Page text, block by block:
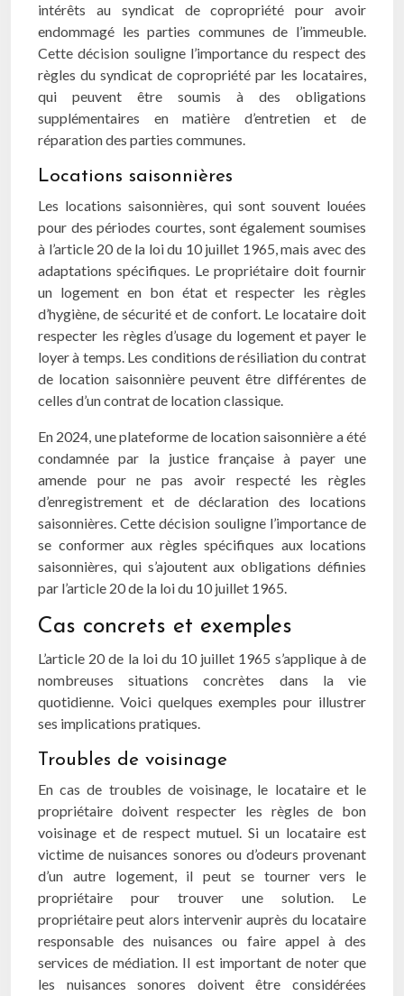
intérêts au syndicat de copropriété pour avoir
endommagé les parties communes de l’immeuble.
Cette décision souligne l’importance du respect des
règles du syndicat de copropriété par les locataires,
qui peuvent être soumis à des obligations
supplémentaires en matière d’entretien et de
réparation des parties communes.
Locations saisonnières
Les locations saisonnières, qui sont souvent louées
pour des périodes courtes, sont également soumises
à l’article 20 de la loi du 10 juillet 1965, mais avec des
adaptations spécifiques. Le propriétaire doit fournir
un logement en bon état et respecter les règles
d’hygiène, de sécurité et de confort. Le locataire doit
respecter les règles d’usage du logement et payer le
loyer à temps. Les conditions de résiliation du contrat
de location saisonnière peuvent être différentes de
celles d’un contrat de location classique.
En 2024, une plateforme de location saisonnière a été
condamnée par la justice française à payer une
amende pour ne pas avoir respecté les règles
d’enregistrement et de déclaration des locations
saisonnières. Cette décision souligne l’importance de
se conformer aux règles spécifiques aux locations
saisonnières, qui s’ajoutent aux obligations définies
par l’article 20 de la loi du 10 juillet 1965.
Cas concrets et exemples
L’article 20 de la loi du 10 juillet 1965 s’applique à de
nombreuses situations concrètes dans la vie
quotidienne. Voici quelques exemples pour illustrer
ses implications pratiques.
Troubles de voisinage
En cas de troubles de voisinage, le locataire et le
propriétaire doivent respecter les règles de bon
voisinage et de respect mutuel. Si un locataire est
victime de nuisances sonores ou d’odeurs provenant
d’un autre logement, il peut se tourner vers le
propriétaire pour trouver une solution. Le
propriétaire peut alors intervenir auprès du locataire
responsable des nuisances ou faire appel à des
services de médiation. Il est important de noter que
les nuisances sonores doivent être considérées